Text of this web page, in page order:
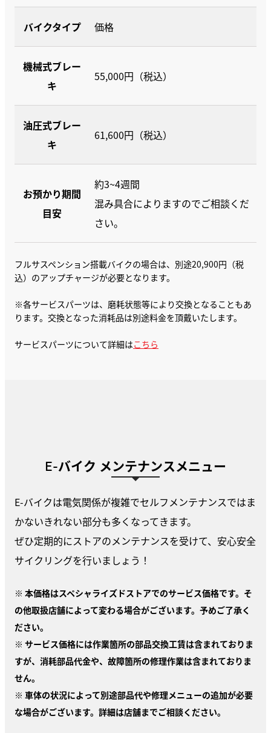
バイクタイプ 価格
機械式ブレー
キ
55,000円（税込）
油圧式ブレー
キ
61,600円（税込）
お預かり期間
目安
約3~4週間
混み具合によりますのでご相談くだ
さい。
フルサスペンション搭載バイクの場合は、別途20,900円（税
込）のアップチャージが必要となります。
※各サービスパーツは、磨耗状態等により交換となることもあ
ります。交換となった消耗品は別途料金を頂戴いたします。
サービスパーツについて詳細はこちら
E-バイク メンテナンスメニュー
E-バイクは電気関係が複雑でセルフメンテナンスではま
かないきれない部分も多くなってきます。
ぜひ定期的にストアのメンテナンスを受けて、安心安全
サイクリングを行いましょう！
※ 本価格はスペシャライズドストアでのサービス価格です。そ
の他取扱店舗によって変わる場合がございます。予めご了承く
ださい。
※ サービス価格には作業箇所の部品交換工賃は含まれておりま
すが、消耗部品代金や、故障箇所の修理作業は含まれておりま
せん。
※ 車体の状況によって別途部品代や修理メニューの追加が必要
な場合がございます。詳細は店舗までご相談ください。